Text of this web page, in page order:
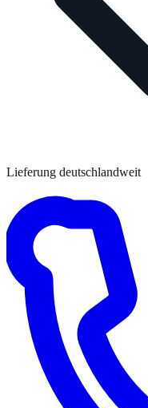
Lieferung deutschlandweit